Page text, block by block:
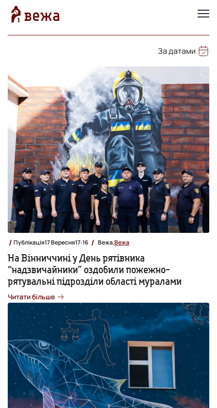
За датами
Публікація17 Вересня17:16 Вежа,Вежа
На Вінниччині у День рятівника
“надзвичайники” оздобили пожежно-
рятувальні підрозділи області муралами
Читати більше